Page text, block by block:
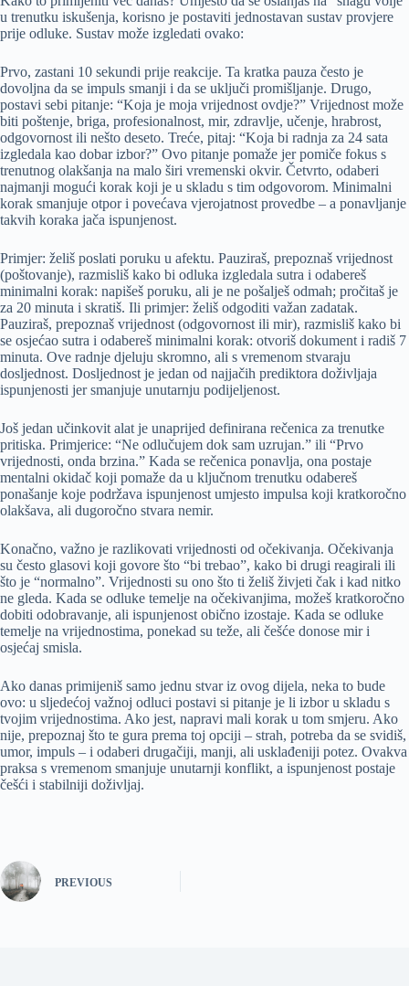
u trenutku iskušenja, korisno je postaviti jednostavan sustav provjere
prije odluke. Sustav može izgledati ovako:
Prvo, zastani 10 sekundi prije reakcije. Ta kratka pauza često je
dovoljna da se impuls smanji i da se uključi promišljanje. Drugo,
postavi sebi pitanje: “Koja je moja vrijednost ovdje?” Vrijednost može
biti poštenje, briga, profesionalnost, mir, zdravlje, učenje, hrabrost,
odgovornost ili nešto deseto. Treće, pitaj: “Koja bi radnja za 24 sata
izgledala kao dobar izbor?” Ovo pitanje pomaže jer pomiče fokus s
trenutnog olakšanja na malo širi vremenski okvir. Četvrto, odaberi
najmanji mogući korak koji je u skladu s tim odgovorom. Minimalni
korak smanjuje otpor i povećava vjerojatnost provedbe – a ponavljanje
takvih koraka jača ispunjenost.
Primjer: želiš poslati poruku u afektu. Pauziraš, prepoznaš vrijednost
(poštovanje), razmisliš kako bi odluka izgledala sutra i odabereš
minimalni korak: napišeš poruku, ali je ne pošalješ odmah; pročitaš je
za 20 minuta i skratiš. Ili primjer: želiš odgoditi važan zadatak.
Pauziraš, prepoznaš vrijednost (odgovornost ili mir), razmisliš kako bi
se osjećao sutra i odabereš minimalni korak: otvoriš dokument i radiš 7
minuta. Ove radnje djeluju skromno, ali s vremenom stvaraju
dosljednost. Dosljednost je jedan od najjačih prediktora doživljaja
ispunjenosti jer smanjuje unutarnju podijeljenost.
Još jedan učinkovit alat je unaprijed definirana rečenica za trenutke
pritiska. Primjerice: “Ne odlučujem dok sam uzrujan.” ili “Prvo
vrijednosti, onda brzina.” Kada se rečenica ponavlja, ona postaje
mentalni okidač koji pomaže da u ključnom trenutku odabereš
ponašanje koje podržava ispunjenost umjesto impulsa koji kratkoročno
olakšava, ali dugoročno stvara nemir.
Konačno, važno je razlikovati vrijednosti od očekivanja. Očekivanja
su često glasovi koji govore što “bi trebao”, kako bi drugi reagirali ili
što je “normalno”. Vrijednosti su ono što ti želiš živjeti čak i kad nitko
ne gleda. Kada se odluke temelje na očekivanjima, možeš kratkoročno
dobiti odobravanje, ali ispunjenost obično izostaje. Kada se odluke
temelje na vrijednostima, ponekad su teže, ali češće donose mir i
osjećaj smisla.
Ako danas primijeniš samo jednu stvar iz ovog dijela, neka to bude
ovo: u sljedećoj važnoj odluci postavi si pitanje je li izbor u skladu s
tvojim vrijednostima. Ako jest, napravi mali korak u tom smjeru. Ako
nije, prepoznaj što te gura prema toj opciji – strah, potreba da se svidiš,
umor, impuls – i odaberi drugačiji, manji, ali usklađeniji potez. Ovakva
praksa s vremenom smanjuje unutarnji konflikt, a ispunjenost postaje
češći i stabilniji doživljaj.
PREVIOUS